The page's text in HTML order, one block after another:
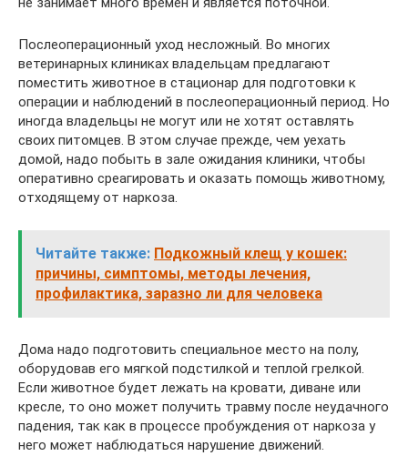
Послеоперационный уход несложный. Во многих
ветеринарных клиниках владельцам предлагают
поместить животное в стационар для подготовки к
операции и наблюдений в послеоперационный период. Но
иногда владельцы не могут или не хотят оставлять
своих питомцев. В этом случае прежде, чем уехать
домой, надо побыть в зале ожидания клиники, чтобы
оперативно среагировать и оказать помощь животному,
отходящему от наркоза.
Читайте также: Подкожный клещ у кошек:
причины, симптомы, методы лечения,
профилактика, заразно ли для человека
Дома надо подготовить специальное место на полу,
оборудовав его мягкой подстилкой и теплой грелкой.
Если животное будет лежать на кровати, диване или
кресле, то оно может получить травму после неудачного
падения, так как в процессе пробуждения от наркоза у
него может наблюдаться нарушение движений.